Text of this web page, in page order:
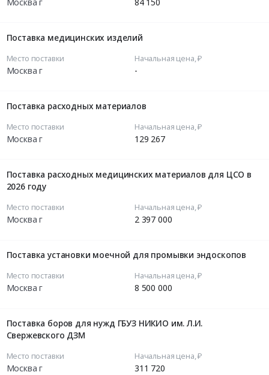
Поставка медицинских изделий
Место поставки
Москва г
Начальная цена, ₽
-
Поставка расходных материалов
Место поставки
Москва г
Начальная цена, ₽
129 267
Поставка расходных медицинских материалов для ЦСО в
2026 году
Место поставки
Москва г
Начальная цена, ₽
2 397 000
Поставка установки моечной для промывки эндоскопов
Место поставки
Москва г
Начальная цена, ₽
8 500 000
Поставка боров для нужд ГБУЗ НИКИО им. Л.И.
Свержевского ДЗМ
Место поставки
Москва г
Начальная цена, ₽
311 720